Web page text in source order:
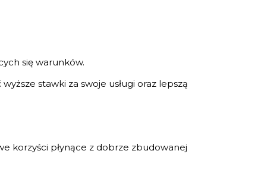
się warunków.
stawki za swoje usługi oraz lepszą
korzyści płynące z dobrze zbudowanej